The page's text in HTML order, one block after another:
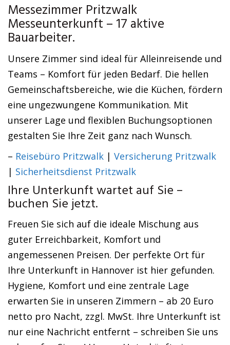
Messezimmer Pritzwalk
Messeunterkunft – 17 aktive
Bauarbeiter.
Unsere Zimmer sind ideal für Alleinreisende und
Teams – Komfort für jeden Bedarf. Die hellen
Gemeinschaftsbereiche, wie die Küchen, fördern
eine ungezwungene Kommunikation. Mit
unserer Lage und flexiblen Buchungsoptionen
gestalten Sie Ihre Zeit ganz nach Wunsch.
– Reisebüro Pritzwalk | Versicherung Pritzwalk
| Sicherheitsdienst Pritzwalk
Ihre Unterkunft wartet auf Sie –
buchen Sie jetzt.
Freuen Sie sich auf die ideale Mischung aus
guter Erreichbarkeit, Komfort und
angemessenen Preisen. Der perfekte Ort für
Ihre Unterkunft in Hannover ist hier gefunden.
Hygiene, Komfort und eine zentrale Lage
erwarten Sie in unseren Zimmern – ab 20 Euro
netto pro Nacht, zzgl. MwSt. Ihre Unterkunft ist
nur eine Nachricht entfernt – schreiben Sie uns